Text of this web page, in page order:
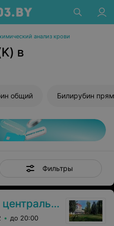
анализ крови
в
общий Билирубин
Фильтры
больница
до 20:00